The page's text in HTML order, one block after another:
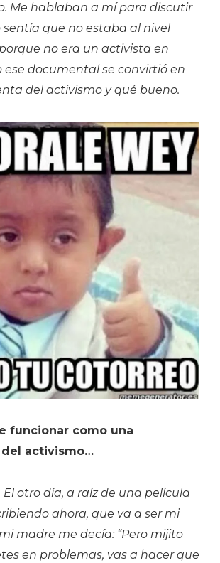
Me hablaban a mí para discutir
sentía que no estaba al nivel
no era un activista en
ese documental se convirtió en
del activismo y qué bueno.
funcionar como una
activismo…
El otro día, a raíz de una película
ahora, que va a ser mi
madre me decía: “Pero mijito
en problemas, vas a hacer que